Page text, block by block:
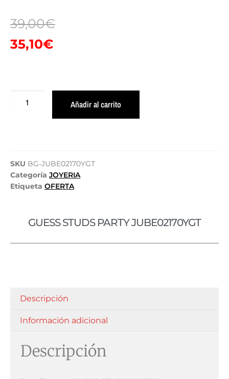
39,00€
35,10€
Añadir al carrito
SKU BG-JUBE02170YGT
Categoría JOYERIA
Etiqueta OFERTA
GUESS STUDS PARTY JUBE02170YGT
Descripción
Información adicional
Descripción